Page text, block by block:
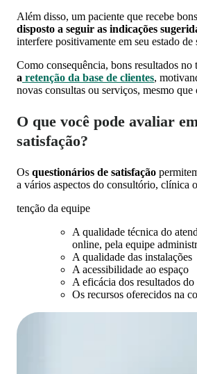
Além disso, um paciente que recebe
disposto a seguir as indicações
interfere positivamente em seu estado
Como consequência, bons resultados
a retenção da base de clientes,
novas consultas ou serviços, mesmo que
O que você pode avaliar
satisfação?
Os questionários de satisfação
a vários aspectos do consultório, clínica
tenção da equipe
A qualidade técnica do
online, pela equipe
A qualidade das instalações
A acessibilidade ao espaço
A eficácia dos resultados
Os recursos oferecidos na